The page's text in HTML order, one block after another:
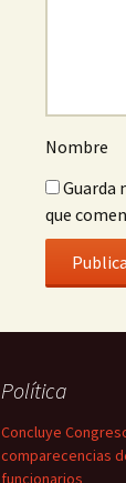
Nombre
Guarda
que
Política
Concluye
comparecencias
funcionarios